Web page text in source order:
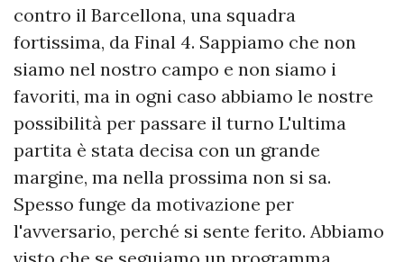
contro il Barcellona, ​​una squadra
fortissima, da Final 4. Sappiamo che non
siamo nel nostro campo e non siamo i
favoriti, ma in ogni caso abbiamo le nostre
possibilità per passare il turno L'ultima
partita è stata decisa con un grande
margine, ma nella prossima non si sa.
Spesso funge da motivazione per
l'avversario, perché si sente ferito. Abbiamo